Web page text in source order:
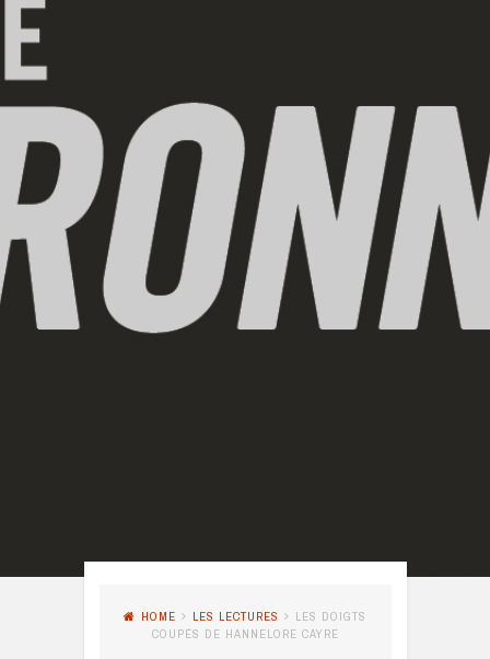
HOME LES LECTURES
LES DOIGTS
COUPÉS DE HANNELORE CAYRE